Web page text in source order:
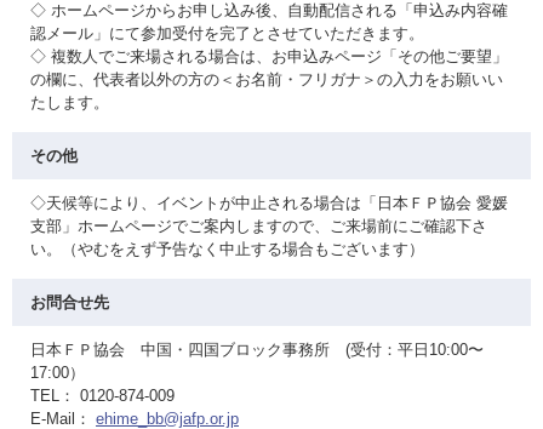
◇ ホームページからお申し込み後、自動配信される「申込み内容確
認メール」にて参加受付を完了とさせていただきます。
◇ 複数人でご来場される場合は、お申込みページ「その他ご要望」
の欄に、代表者以外の方の＜お名前・フリガナ＞の入力をお願いい
たします。
その他
◇天候等により、イベントが中止される場合は「日本ＦＰ協会 愛媛
支部」ホームページでご案内しますので、ご来場前にご確認下さ
い。（やむをえず予告なく中止する場合もございます）
お問合せ先
日本ＦＰ協会 中国・四国ブロック事務所 (受付：平日10:00〜
17:00）
TEL： 0120-874-009
E-Mail： ehime_bb@jafp.or.jp